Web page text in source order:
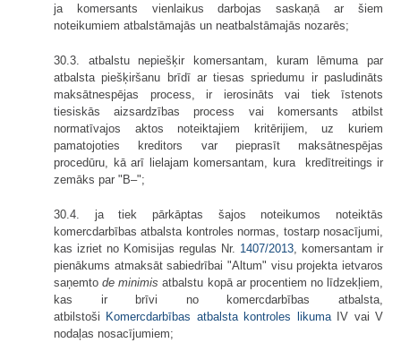
ja komersants vienlaikus darbojas saskaņā ar šiem
noteikumiem atbalstāmajās un neatbalstāmajās nozarēs;
30.3. atbalstu nepiešķir komersantam, kuram lēmuma par
atbalsta piešķiršanu brīdī ar tiesas spriedumu ir pasludināts
maksātnespējas process, ir ierosināts vai tiek īstenots
tiesiskās aizsardzības process vai komersants atbilst
normatīvajos aktos noteiktajiem kritērijiem, uz kuriem
pamatojoties kreditors var pieprasīt maksātnespējas
procedūru, kā arī lielajam komersantam, kura kredītreitings ir
zemāks par "B–";
30.4. ja tiek pārkāptas šajos noteikumos noteiktās
komercdarbības atbalsta kontroles normas, tostarp nosacījumi,
kas izriet no Komisijas regulas Nr. 1407/2013, komersantam ir
pienākums atmaksāt sabiedrībai "Altum" visu projekta ietvaros
saņemtode minimis atbalstu kopā ar procentiem no līdzekļiem,
kas ir brīvi no komercdarbības atbalsta,
atbilstoši Komercdarbības atbalsta kontroles likumaIV vai V
nodaļas nosacījumiem;